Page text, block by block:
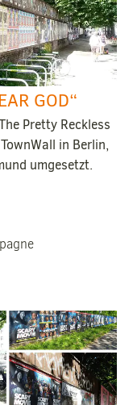
GOD“
Pretty Reckless
in Berlin,
umgesetzt.